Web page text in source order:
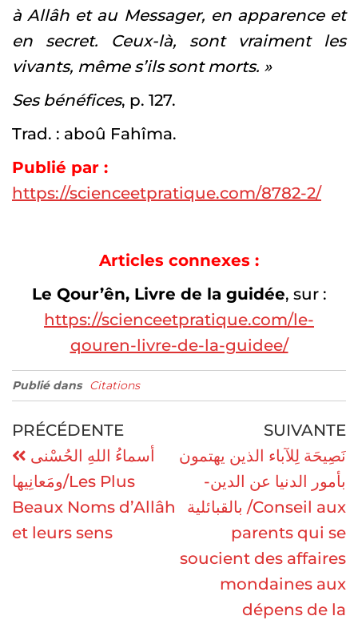
à Allâh et au Messager, en apparence et
en secret. Ceux-là, sont vraiment les
vivants, même s’ils sont morts. »
Ses bénéfices, p. 127.
Trad. : aboû Fahîma.
Publié par :
https://scienceetpratique.com/8782-2/
Articles connexes :
Le Qour’ên, Livre de la guidée, sur :
https://scienceetpratique.com/le-
qouren-livre-de-la-guidee/
Publié dans Citations
PRÉCÉDENTE
أسماءُ اللهِ الحُسْنى
ومَعانِيها/Les Plus
Beaux Noms d’Allâh
et leurs sens
SUIVANTE
نَصِيحَة لِلآباء الذين يهتمون
بأمور الدنيا عن الدين-
بالقبائلية /Conseil aux
parents qui se
soucient des affaires
mondaines aux
dépens de la